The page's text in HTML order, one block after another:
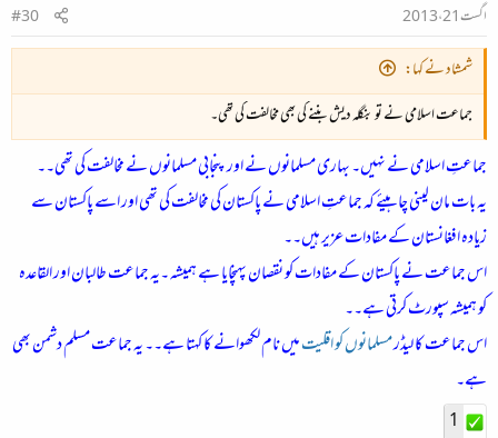
اگست 21، 2013
#30
شمشاد نے کہا:
جماعت اسلامی نے تو بنگلہ دیش بننے کی بھی مخالفت کی تھی۔
جماعتِ اسلامی نے نہیں۔ بہاری مسلمانوں نے اور پنجابی مسلمانوں نے مخالفت کی تھی۔۔
یہ بات مان لینی چاہیئے کہ جماعتِ اسلامی نے پاکستان کی مخالفت کی تھی اور اسے پاکستان سے
زیادہ افغانستان کے مفادات عزیر ہیں۔۔
اس جماعت نے پاکستان کے مفادات کو نقصان پہنچایا ہے ہمیشہ ۔یہ جماعت طالبان اور القاعدہ
کو ہمیشہ سپورٹ کرتی ہے۔۔
اس جماعت کا لیڈرمسلمانوں کو اقلیتمیں نام لکھوانے کا کہتا ہے۔۔ یہ جماعت مسلم دشمن بھی
ہے۔
1